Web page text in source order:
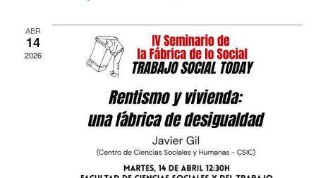
ABR
14
2026